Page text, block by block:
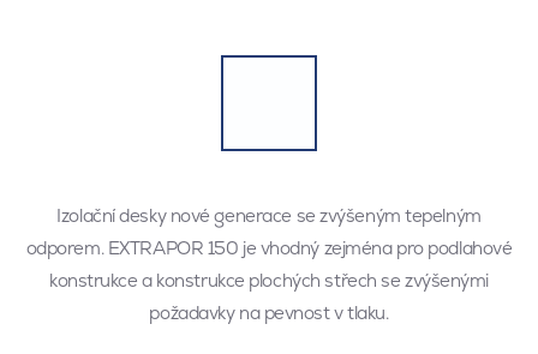
Izolační desky nové generace se zvýšeným tepelným
odporem. EXTRAPOR 150 je vhodný zejména pro podlahové
konstrukce a konstrukce plochých střech se zvýšenými
požadavky na pevnost v tlaku.